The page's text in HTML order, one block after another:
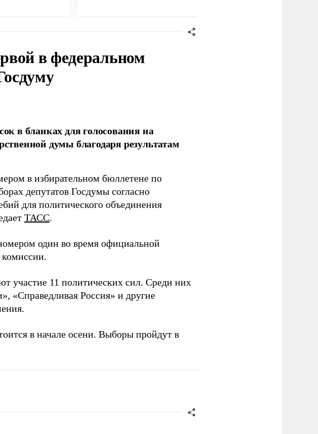
в федеральном
в бланках для голосования на
думы благодаря результатам
в избирательном бюллетене по
депутатов Госдумы согласно
для политического объединения
ТАСС.
один во время официальной
участие 11 политических сил. Среди них
Россия» и другие
в начале осени. Выборы пройдут в